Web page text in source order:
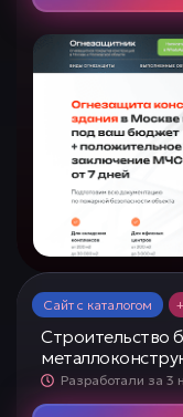
Сайт с каталогом
Строительство
Разработали за 3